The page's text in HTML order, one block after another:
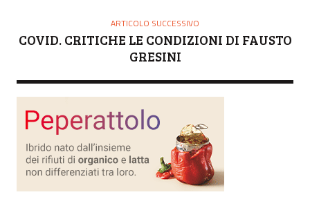
ARTICOLO SUCCESSIVO
COVID. CRITICHE LE CONDIZIONI DI FAUSTO
GRESINI